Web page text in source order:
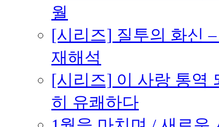
월
[시리즈] 질투의 화신
재해석
[시리즈] 이 사랑 통역
히 유쾌하다